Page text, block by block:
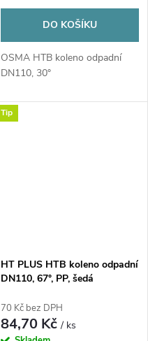
DO KOŠÍKU
OSMA HTB koleno odpadní
DN110, 30°
Tip
HT PLUS HTB koleno odpadní
DN110, 67°, PP, šedá
70 Kč bez DPH
84,70 Kč/ ks